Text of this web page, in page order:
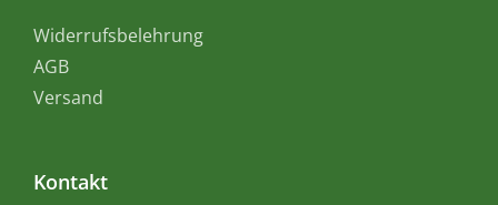
Widerrufsbelehrung
AGB
Versand
Kontakt